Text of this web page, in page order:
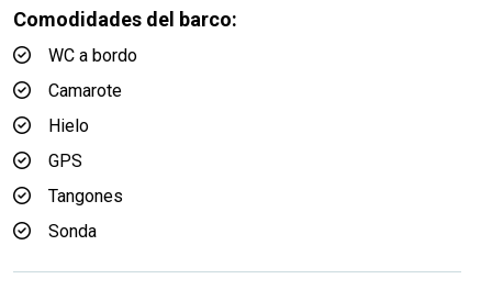
Comodidades del barco:
WC a bordo
Camarote
Hielo
GPS
Tangones
Sonda